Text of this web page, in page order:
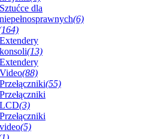
Sztućce dla
niepełnosprawnych(6)
Extendery
konsoli(13)
Extendery
Video(88)
Przełączniki(55)
Przełączniki
LCD(3)
Przełączniki
video(5)